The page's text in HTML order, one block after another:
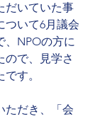
だいていた事
ついて6月議会
、NPOの方に
ので、見学さ
す。
ただき、「会